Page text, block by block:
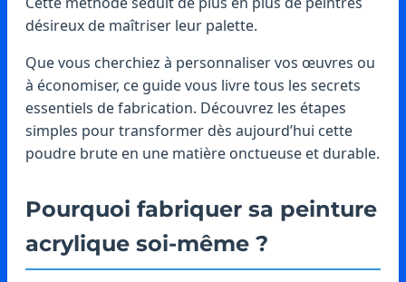
désireux de maîtriser leur palette.
Que vous cherchiez à personnaliser vos œuvres ou
à économiser, ce guide vous livre tous les secrets
essentiels de fabrication. Découvrez les étapes
simples pour transformer dès aujourd’hui cette
poudre brute en une matière onctueuse et durable.
Pourquoi fabriquer sa peinture
acrylique soi-même ?